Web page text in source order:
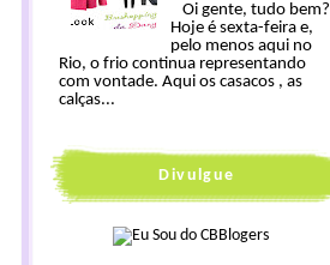
Oi gente, tudo bem?
Hoje é sexta-feira e,
pelo menos aqui no
Rio, o frio continua representando
com vontade. Aqui os casacos , as
calças...
Divulgue